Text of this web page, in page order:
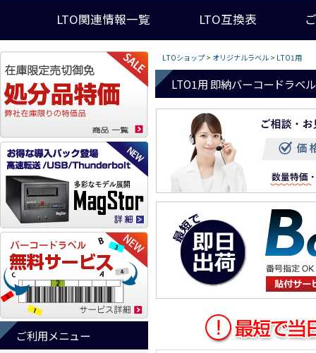
LTO関連情報一覧 LTO互換表
ご利用メニュー
LTOショップ> オリジナルラベル> LTO1用
LTO1用 即納バーコードラ